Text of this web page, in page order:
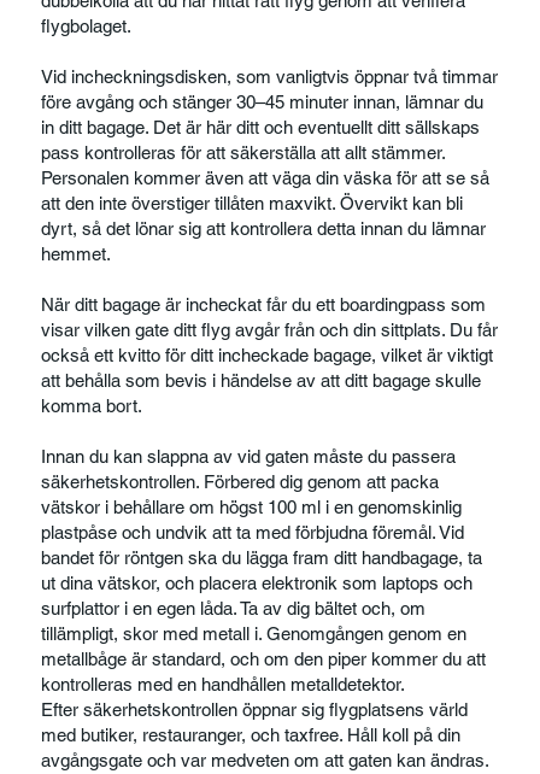
flygbolaget.
Vid incheckningsdisken, som vanligtvis öppnar två timmar
före avgång och stänger 30–45 minuter innan, lämnar du
in ditt bagage. Det är här ditt och eventuellt ditt sällskaps
pass kontrolleras för att säkerställa att allt stämmer.
Personalen kommer även att väga din väska för att se så
att den inte överstiger tillåten maxvikt. Övervikt kan bli
dyrt, så det lönar sig att kontrollera detta innan du lämnar
hemmet.
När ditt bagage är incheckat får du ett boardingpass som
visar vilken gate ditt flyg avgår från och din sittplats. Du får
också ett kvitto för ditt incheckade bagage, vilket är viktigt
att behålla som bevis i händelse av att ditt bagage skulle
komma bort.
Innan du kan slappna av vid gaten måste du passera
säkerhetskontrollen. Förbered dig genom att packa
vätskor i behållare om högst 100 ml i en genomskinlig
plastpåse och undvik att ta med förbjudna föremål. Vid
bandet för röntgen ska du lägga fram ditt handbagage, ta
ut dina vätskor, och placera elektronik som laptops och
surfplattor i en egen låda. Ta av dig bältet och, om
tillämpligt, skor med metall i. Genomgången genom en
metallbåge är standard, och om den piper kommer du att
kontrolleras med en handhållen metalldetektor.
Efter säkerhetskontrollen öppnar sig flygplatsens värld
med butiker, restauranger, och taxfree. Håll koll på din
avgångsgate och var medveten om att gaten kan ändras.